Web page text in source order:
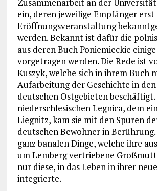
ein, deren jeweilige Empfänger
Eröffnungsveranstaltung
werden. Bekannt ist dafür die
aus deren Buch Poniemieckie einige
vorgetragen werden. Die Rede ist
Kuszyk, welche sich in ihrem Buch
Aufarbeitung der Geschichte in
deutschen Ostgebieten
niederschlesischen Legnica, dem
Liegnitz, kam sie mit den Spuren
deutschen Bewohner in Berührung.
ganz banalen Dinge, welche ihre
um Lemberg vertriebene
nur diese, in das Leben in ihrer
integrierte.